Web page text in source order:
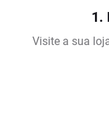
1.
Visite a sua